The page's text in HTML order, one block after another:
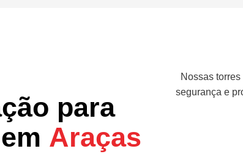
para
Araças
Nossas
segurança e